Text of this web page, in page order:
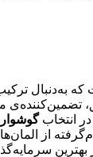
که به‌دنبال
انتخاب
از